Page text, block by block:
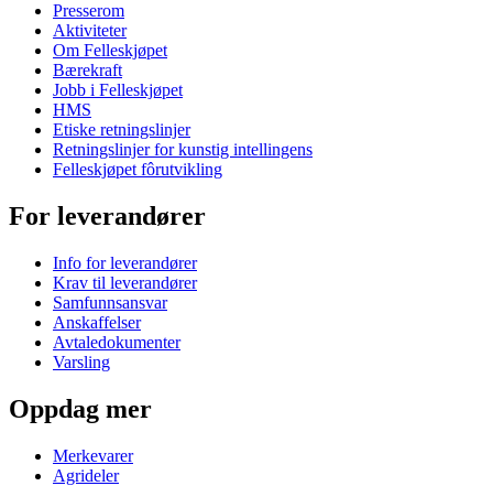
Presserom
Aktiviteter
Om Felleskjøpet
Bærekraft
Jobb i Felleskjøpet
HMS
Etiske retningslinjer
Retningslinjer for kunstig intellingens
Felleskjøpet fôrutvikling
For leverandører
Info for leverandører
Krav til leverandører
Samfunnsansvar
Anskaffelser
Avtaledokumenter
Varsling
Oppdag mer
Merkevarer
Agrideler